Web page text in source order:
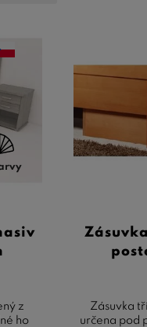
z
ho
Zásuvka
určena pod